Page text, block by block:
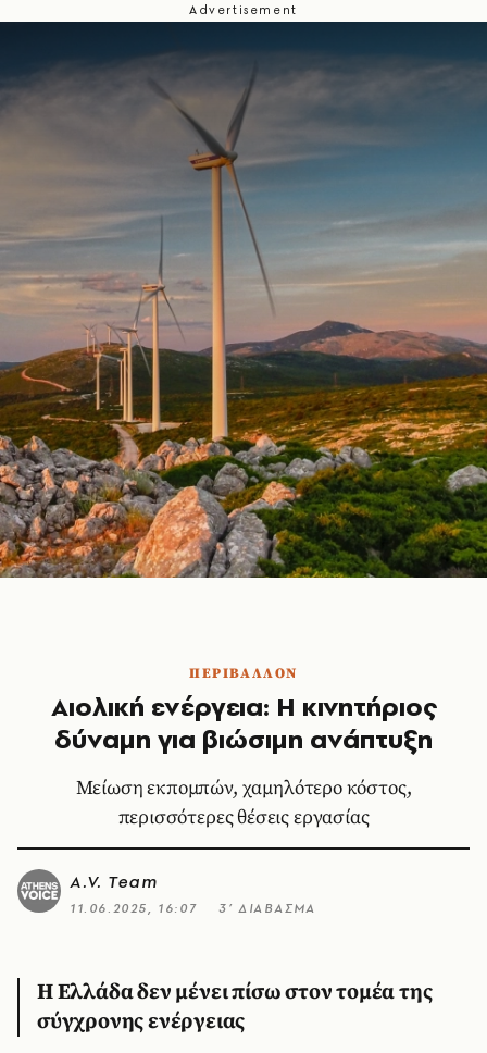
ΠΕΡΙΒΑΛΛΟΝ
Αιολική ενέργεια: Η κινητήριος
δύναμη για βιώσιμη ανάπτυξη
Μείωση εκπομπών, χαμηλότερο κόστος,
περισσότερες θέσεις εργασίας
A.V. Team
11.06.2025, 16:07 3’ ΔΙΑΒΑΣΜΑ
Η Ελλάδα δεν μένει πίσω στον τομέα της
σύγχρονης ενέργειας